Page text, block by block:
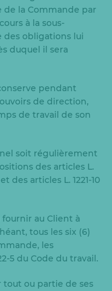
la Commande par
à la sous-
des obligations lui
duquel il sera
pendant
de direction,
de travail de son
soit régulièrement
des articles L.
des articles L. 1221-10
fournir au Client à
tous les six (6)
les
5 du Code du travail.
ou partie de ses